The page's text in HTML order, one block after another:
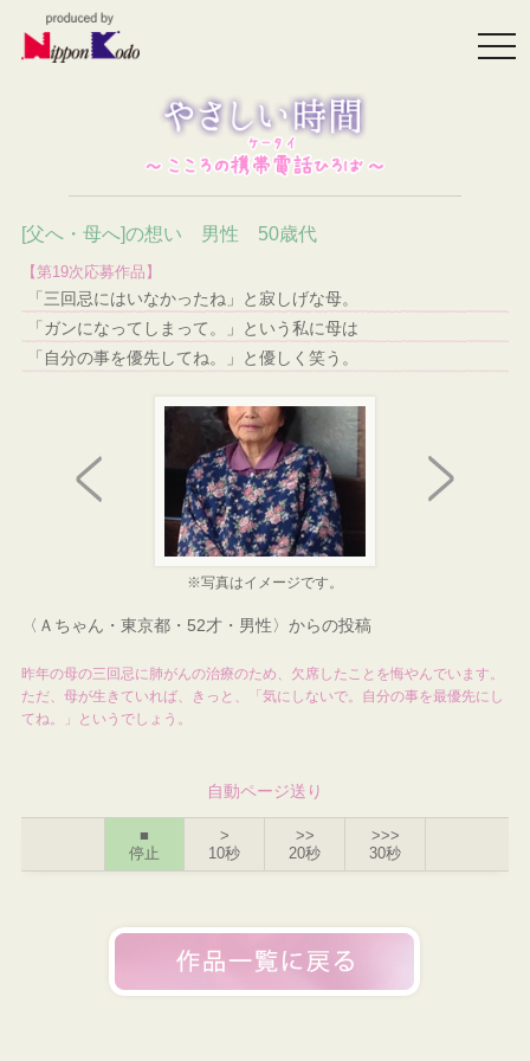
[父へ・母へ]の想い 男性 50歳代
【第19次応募作品】
「三回忌にはいなかったね」と寂しげな母。
「ガンになってしまって。」という私に母は
「自分の事を優先してね。」と優しく笑う。
※写真はイメージです。
〈Ａちゃん・東京都・52才・男性〉からの投稿
昨年の母の三回忌に肺がんの治療のため、欠席したことを悔やんでいます。
ただ、母が生きていれば、きっと、「気にしないで。自分の事を最優先にし
てね。」というでしょう。
自動ページ送り
■
停止
>
10秒
>>
20秒
>>>
30秒